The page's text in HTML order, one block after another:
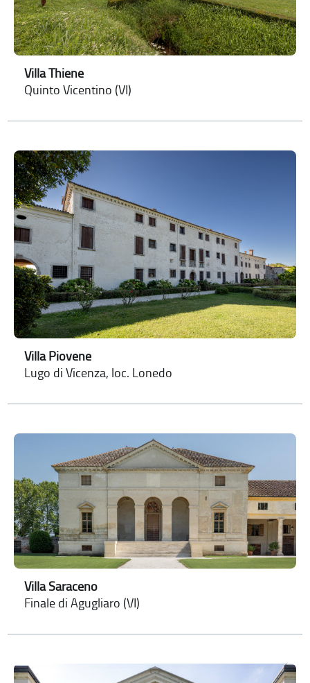
Villa Thiene
Quinto Vicentino (VI)
Villa Piovene
Lugo di Vicenza, loc. Lonedo
Villa Saraceno
Finale di Agugliaro (VI)